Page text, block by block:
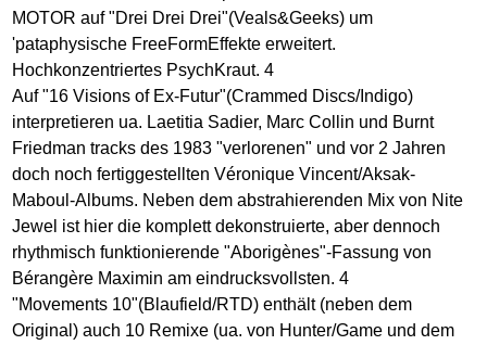
MOTOR auf "Drei Drei Drei"(Veals&Geeks) um
'pataphysische FreeFormEffekte erweitert.
Hochkonzentriertes PsychKraut. 4
Auf "16 Visions of Ex-Futur"(Crammed Discs/Indigo)
interpretieren ua. Laetitia Sadier, Marc Collin und Burnt
Friedman tracks des 1983 "verlorenen" und vor 2 Jahren
doch noch fertiggestellten Véronique Vincent/Aksak-
Maboul-Albums. Neben dem abstrahierenden Mix von Nite
Jewel ist hier die komplett dekonstruierte, aber dennoch
rhythmisch funktionierende "Aborigènes"-Fassung von
Bérangère Maximin am eindrucksvollsten. 4
"Movements 10"(Blaufield/RTD) enthält (neben dem
Original) auch 10 Remixe (ua. von Hunter/Game und dem